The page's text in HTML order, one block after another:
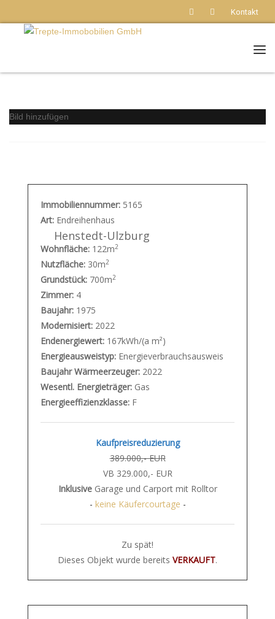
Kontakt
Bild hinzufügen
Immobiliennummer: 5165
Art: Endreihenhaus
Henstedt-Ulzburg
Wohnfläche: 122m2
Nutzfläche: 30m2
Grundstück: 700m2
Zimmer: 4
Baujahr: 1975
Modernisiert: 2022
Endenergiewert: 167kWh/(a m²)
Energieausweistyp: Energieverbrauchsausweis
Baujahr Wärmeerzeuger: 2022
Wesentl. Energieträger: Gas
Energieeffizienzklasse: F
Kaufpreisreduzierung
389.000,- EUR
VB 329.000,- EUR
InklusiveGarage und Carport mit Rolltor
- keine Käufercourtage -
Zu spät!
Dieses Objekt wurde bereits VERKAUFT.